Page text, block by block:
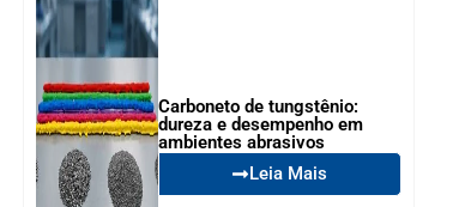
Carboneto de tungstênio:
dureza e desempenho em
ambientes abrasivos
Leia Mais